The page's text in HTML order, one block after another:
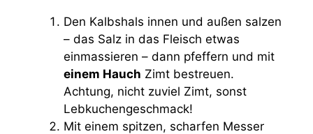
Den Kalbshals innen und außen salzen
– das Salz in das Fleisch etwas
einmassieren – dann pfeffern und mit
einem Hauch Zimt bestreuen.
Achtung, nicht zuviel Zimt, sonst
Lebkuchengeschmack!
Mit einem spitzen, scharfen Messer